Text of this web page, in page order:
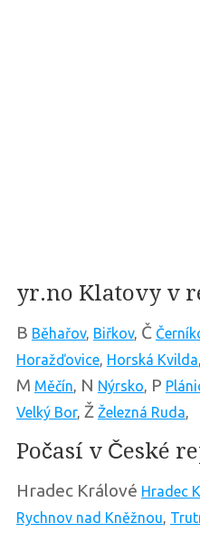
yr.no Klatovy v
B Běhařov, Biřkov, Č
Horažďovice, Horská Kvilda,
M Měčín, N Nýrsko, P
Velký Bor, Ž Železná Ruda,
Počasí v České
Hradec Králové Hradec
Rychnov nad Kněžnou,